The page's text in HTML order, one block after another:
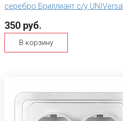
серебро Бриллиант с/у UNIVersal
350 руб.
В корзину